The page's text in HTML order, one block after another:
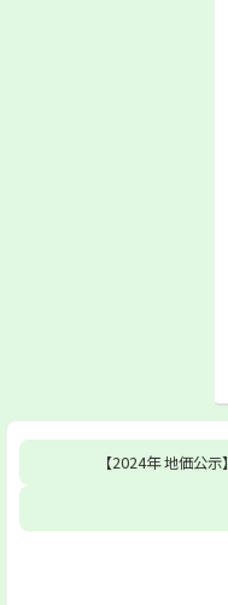
【2024年 地価公示】